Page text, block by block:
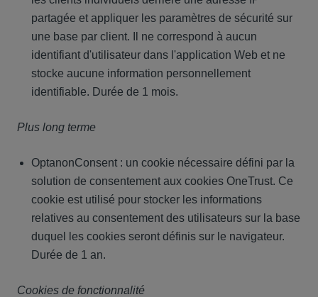
partagée et appliquer les paramètres de sécurité sur
une base par client. Il ne correspond à aucun
identifiant d'utilisateur dans l'application Web et ne
stocke aucune information personnellement
identifiable. Durée de 1 mois.
Plus long terme
OptanonConsent : un cookie nécessaire défini par la
solution de consentement aux cookies OneTrust. Ce
cookie est utilisé pour stocker les informations
relatives au consentement des utilisateurs sur la base
duquel les cookies seront définis sur le navigateur.
Durée de 1 an.
Cookies de fonctionnalité